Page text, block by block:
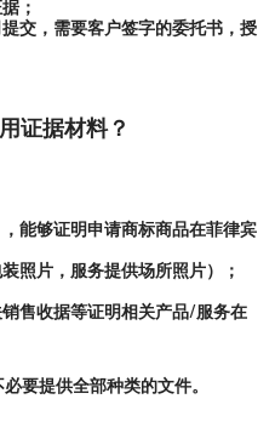
；
交，需要客户签字的委托书，授
证据材料？
能够证明申请商标商品在菲律宾
照片，服务提供场所照片）；
售收据等证明相关产品/服务在
要提供全部种类的文件。